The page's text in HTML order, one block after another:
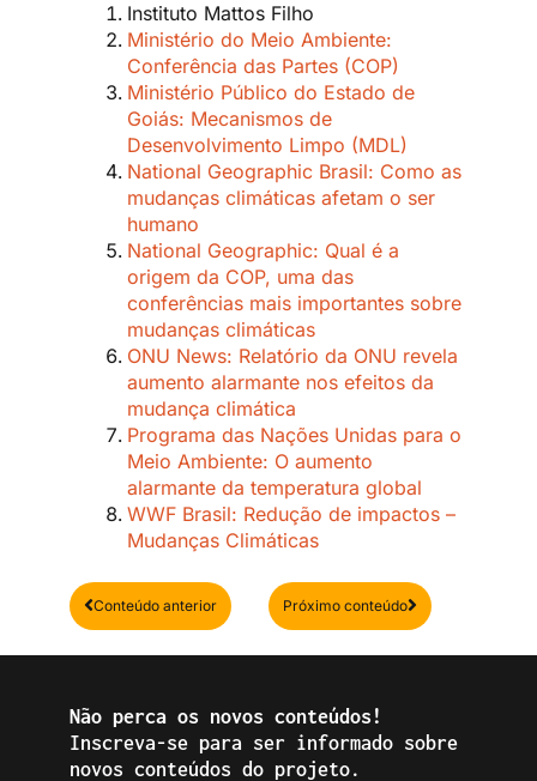
Instituto Mattos Filho
Ministério do Meio Ambiente:
Conferência das Partes (COP)
Ministério Público do Estado de
Goiás: Mecanismos de
Desenvolvimento Limpo (MDL)
National Geographic Brasil: Como as
mudanças climáticas afetam o ser
humano
National Geographic: Qual é a
origem da COP, uma das
conferências mais importantes sobre
mudanças climáticas
ONU News: Relatório da ONU revela
aumento alarmante nos efeitos da
mudança climática
Programa das Nações Unidas para o
Meio Ambiente: O aumento
alarmante da temperatura global
WWF Brasil: Redução de impactos –
Mudanças Climáticas
Anterior
Conteúdo anterior Próximo conteúdoPróximo
Não perca os novos conteúdos!
Inscreva-se para ser informado sobre
novos conteúdos do projeto.